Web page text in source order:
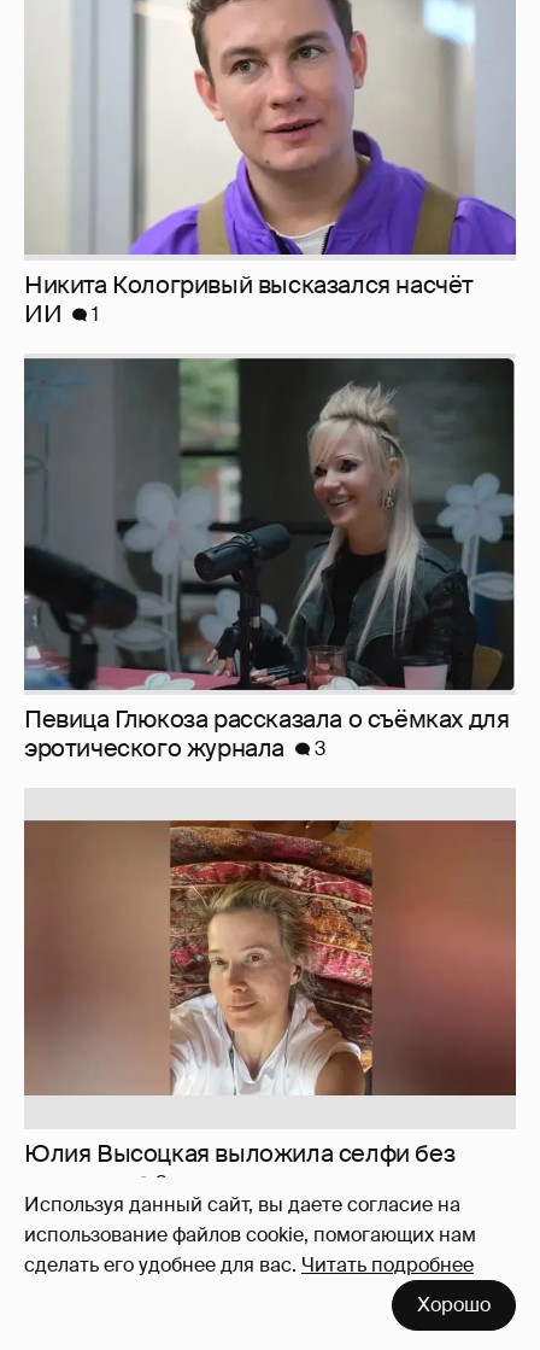
Используя данный сайт, вы даете согласие на
использование файлов cookie, помогающих нам
сделать его удобнее для вас. Читать подробнее
Хорошо
Певица Глюкоза рассказала о съёмках для
эротического журнала
3
Юлия Высоцкая выложила селфи без
Журналистка Сулим примерила новый